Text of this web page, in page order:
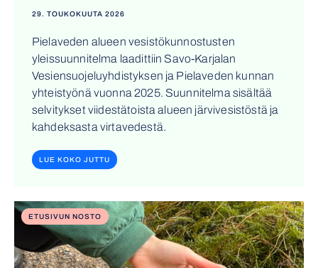
29. TOUKOKUUTA 2026
Pielaveden alueen vesistökunnostusten
yleissuunnitelma laadittiin Savo-Karjalan
Vesiensuojeluyhdistyksen ja Pielaveden kunnan
yhteistyönä vuonna 2025. Suunnitelma sisältää
selvitykset viidestätoista alueen järvivesistöstä ja
kahdeksasta virtavedestä.
LUE KOKO JUTTU
ETUSIVUN NOSTO